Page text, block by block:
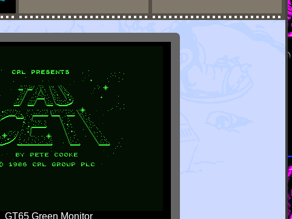
GT65 Green Monitor